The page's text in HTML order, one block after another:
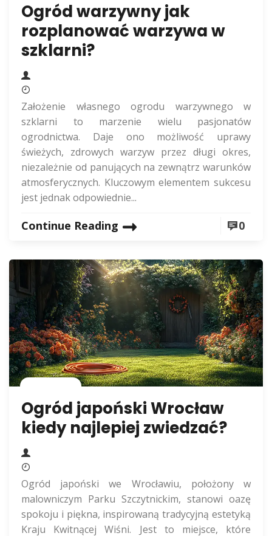
Ogród warzywny jak
rozplanować warzywa w
szklarni?
Założenie własnego ogrodu warzywnego w
szklarni to marzenie wielu pasjonatów
ogrodnictwa. Daje ono możliwość uprawy
świeżych, zdrowych warzyw przez długi okres,
niezależnie od panujących na zewnątrz warunków
atmosferycznych. Kluczowym elementem sukcesu
jest jednak odpowiednie...
Continue Reading 0
Ogród japoński Wrocław
kiedy najlepiej zwiedzać?
Ogród japoński we Wrocławiu, położony w
malowniczym Parku Szczytnickim, stanowi oazę
spokoju i piękna, inspirowaną tradycyjną estetyką
Kraju Kwitnącej Wiśni. Jest to miejsce, które